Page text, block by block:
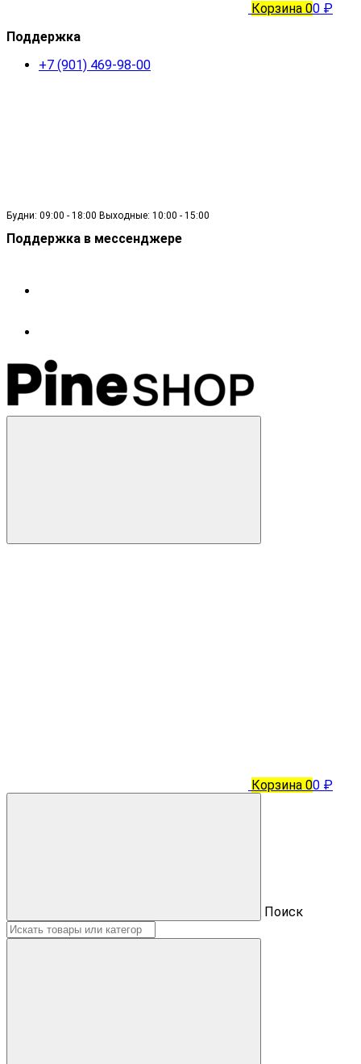
Корзина 00 ₽
Поддержка
+7 (901) 469-98-00
Будни: 09:00 - 18:00 Выходные: 10:00 - 15:00
Поддержка в мессенджере
Корзина 00 ₽
Поиск